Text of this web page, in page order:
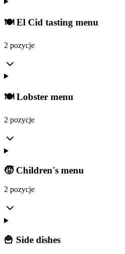
🍽️ El Cid tasting menu
2 pozycje
🍽️ Lobster menu
2 pozycje
🧒 Children's menu
2 pozycje
🍟 Side dishes